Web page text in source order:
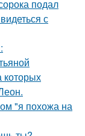
подал
с
"я похожа на